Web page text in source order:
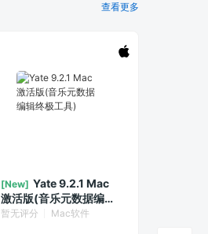
查看更多
[New] Yate 9.2.1 Mac
激活版(音乐元数据编
辑终极工具)
暂无评分 Mac软件